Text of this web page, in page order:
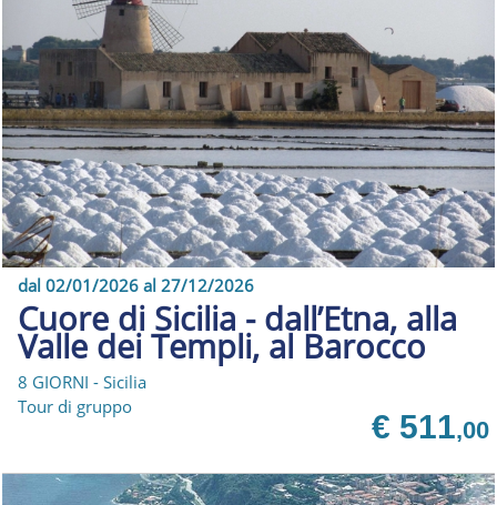
dal 02/01/2026 al 27/12/2026
Cuore di Sicilia - dall’Etna, alla
Valle dei Templi, al Barocco
8 GIORNI - Sicilia
Tour di gruppo
€ 511,00